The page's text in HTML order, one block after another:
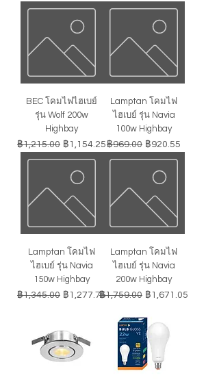
BEC โคมไฟไฮเบย์
รุ่น Wolf 200w
Highbay
ราคาปกติ
฿1,215.00 ราคาขายลด
฿1,154.25
Lamptan โคมไฟ
ไฮเบย์ รุ่น Navia
100w Highbay
ราคาปกติ
฿969.00 ราคาขายลด
฿920.55
Lamptan โคมไฟ
ไฮเบย์ รุ่น Navia
150w Highbay
ราคาปกติ
฿1,345.00 ราคาขายลด
฿1,277.75
Lamptan โคมไฟ
ไฮเบย์ รุ่น Navia
200w Highbay
ราคาปกติ
฿1,759.00 ราคาขายลด
฿1,671.05